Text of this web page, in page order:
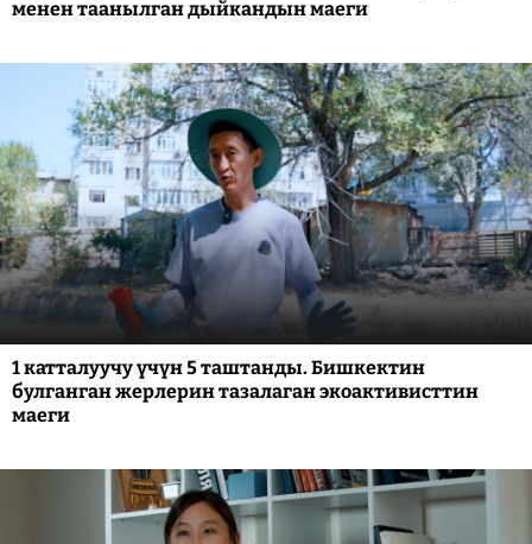
менен таанылган дыйкандын маеги
1 катталуучу үчүн 5 таштанды. Бишкектин
булганган жерлерин тазалаган экоактивисттин
маеги